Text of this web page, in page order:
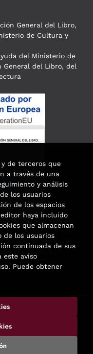
General del Libro,
de Cultura y
del Ministerio de
General del Libro, del
recibido una ayuda
de las librerías de
de Madrid
al año 2025.
Derechos Reservados |
de terceros que
a través de una
y análisis
los usuarios
de los espacios
haya incluido
que almacenan
de los usuarios
continuada de sus
este aviso
Puede obtener